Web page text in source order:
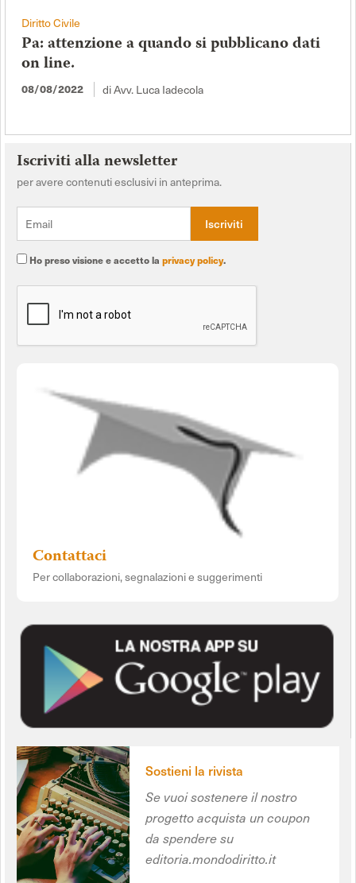
Diritto Civile
Pa: attenzione a quando si pubblicano dati
on line.
08/08/2022 di Avv. Luca Iadecola
Iscriviti alla newsletter
per avere contenuti esclusivi in anteprima.
Ho preso visione e accetto la privacy policy.
Contattaci
Per collaborazioni, segnalazioni e suggerimenti
Sostieni la rivista
Se vuoi sostenere il nostro
progetto acquista un coupon
da spendere su
editoria.mondodiritto.it